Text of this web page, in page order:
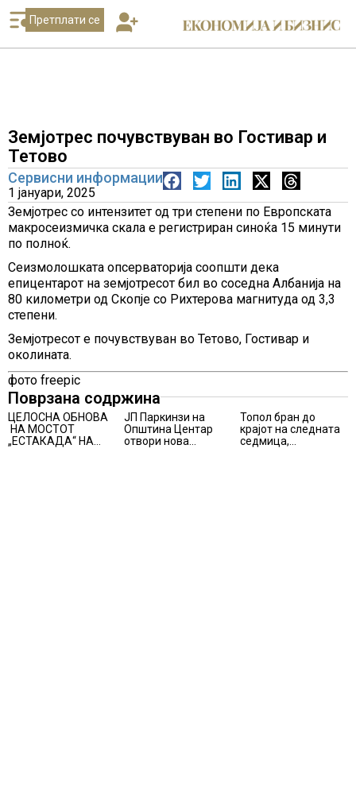
Претплати се
Земјотрес почувствуван во Гостивар и
Тетово
Сервисни информации
1 јануари, 2025
Земјотрес со интензитет од три степени по Европската
макросеизмичка скала е регистриран синоќа 15 минути
по полноќ.
Сеизмолошката опсерваторија соопшти дека
епицентарот на земјотресот бил во соседна Албанија на
80 километри од Скопје со Рихтерова магнитуда од 3,3
степени.
Земјотресот е почувствуван во Тетово, Гостивар и
околината.
фото freepic
Поврзана содржина
ЦЕЛОСНА ОБНОВА
НА МОСТОТ
„ЕСТАКАДА“ НА
ЈП Паркинзи на
Општина Центар
отвори нова
Топол бран до
крајот на следната
седмица,